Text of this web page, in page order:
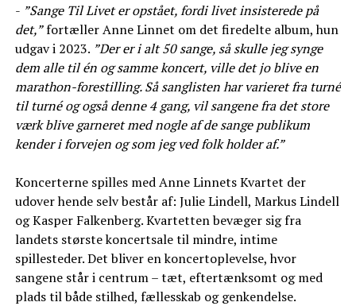
- ”Sange Til Livet er opstået, fordi livet insisterede på
det,”fortæller Anne Linnet om det firedelte album, hun
udgav i 2023. ”Der er i alt 50 sange, så skulle jeg synge
dem alle til én og samme koncert, ville det jo blive en
marathon-forestilling. Så sanglisten har varieret fra turné
til turné og også denne 4 gang, vil sangene fra det store
værk blive garneret med nogle af de sange publikum
kender i forvejen og som jeg ved folk holder af.”
Koncerterne spilles med Anne Linnets Kvartet der
udover hende selv består af: Julie Lindell, Markus Lindell
og Kasper Falkenberg. Kvartetten bevæger sig fra
landets største koncertsale til mindre, intime
spillesteder. Det bliver en koncertoplevelse, hvor
sangene står i centrum – tæt, eftertænksomt og med
plads til både stilhed, fællesskab og genkendelse.